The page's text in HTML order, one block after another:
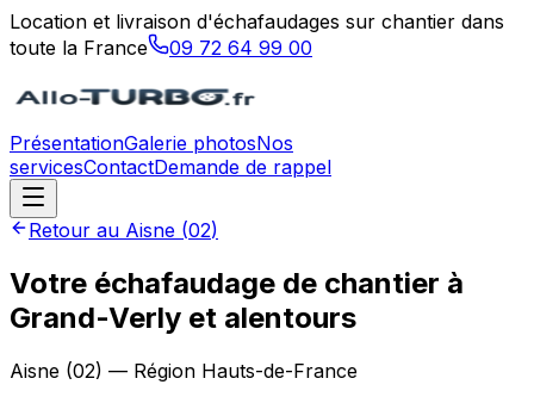
Location et livraison d'échafaudages sur chantier dans
toute la France
09 72 64 99 00
PrésentationGalerie photosNos
servicesContactDemande de rappel
Retour au Aisne (02)
Votre échafaudage de chantier à
Grand-Verly et alentours
Aisne (02) — Région Hauts-de-France